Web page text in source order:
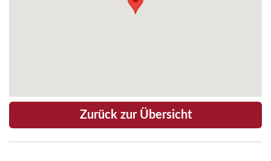
Zurück zur Übersicht